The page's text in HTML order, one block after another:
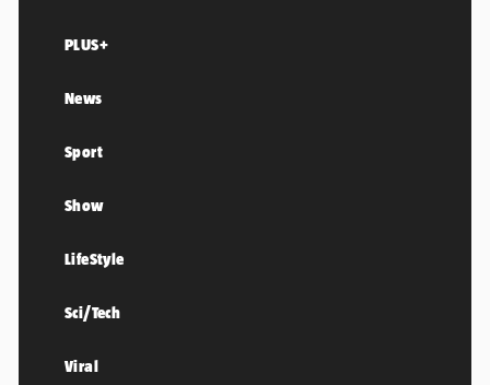
PLUS+
News
Sport
Show
LifeStyle
Sci/Tech
Viral